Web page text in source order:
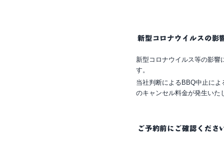
新型コロナウイルスの影
新型コロナウイルス等の影響
す。
当社判断によるBBQ中止に
のキャンセル料金が発生いた
ご予約前にご確認くださ